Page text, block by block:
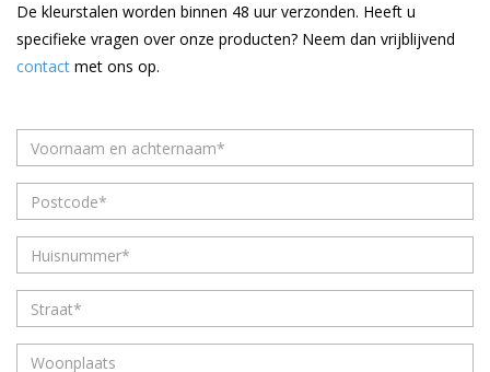
De kleurstalen worden binnen 48 uur verzonden. Heeft u
specifieke vragen over onze producten? Neem dan vrijblijvend
contact met ons op.